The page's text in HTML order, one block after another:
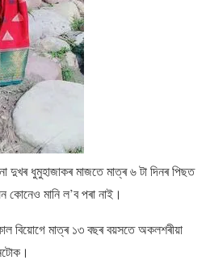
দুখৰ ধুমুহাজাকৰ মাজতে মাত্ৰ ৬ টা দিনৰ পিছত
কোনেও মানি ল’ব পৰা নাই।
বিয়োগে মাত্ৰ ১৩ বছৰ বয়সতে অকলশৰীয়া